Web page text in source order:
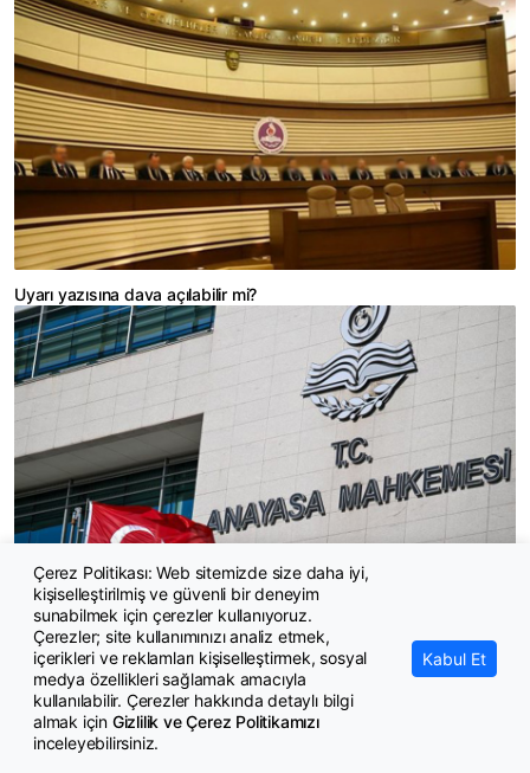
Uyarı yazısına dava açılabilir mi?
Öğretmenlik çalışma izninin iptal edilmesi nedeniye tazminat talebi
reddine ilişkin hak ihlali kararı
Çerez Politikası: Web sitemizde size daha iyi,
kişiselleştirilmiş ve güvenli bir deneyim
sunabilmek için çerezler kullanıyoruz.
Çerezler; site kullanımınızı analiz etmek,
içerikleri ve reklamları kişiselleştirmek, sosyal
medya özellikleri sağlamak amacıyla
kullanılabilir. Çerezler hakkında detaylı bilgi
almak için Gizlilik ve Çerez Politikamızı
inceleyebilirsiniz.
Kabul Et